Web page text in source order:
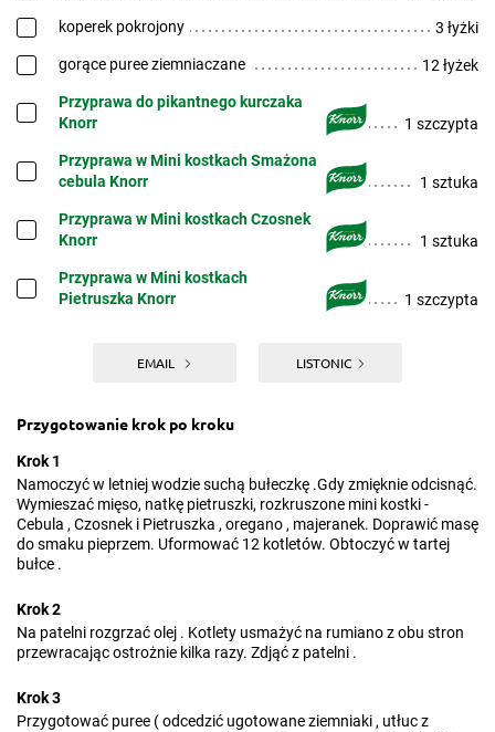
koperek pokrojony 3 łyżki
gorące puree ziemniaczane 12 łyżek
Przyprawa do pikantnego kurczaka
Knorr
1 szczypta
Przyprawa w Mini kostkach Smażona
cebula Knorr
1 sztuka
Przyprawa w Mini kostkach Czosnek
Knorr
1 sztuka
Przyprawa w Mini kostkach
Pietruszka Knorr
1 szczypta
EMAIL LISTONIC
Przygotowanie krok po kroku
Krok 1
Namoczyć w letniej wodzie suchą bułeczkę .Gdy zmięknie odcisnąć.
Wymieszać mięso, natkę pietruszki, rozkruszone mini kostki -
Cebula , Czosnek i Pietruszka , oregano , majeranek. Doprawić masę
do smaku pieprzem. Uformować 12 kotletów. Obtoczyć w tartej
bułce .
Krok 2
Na patelni rozgrzać olej . Kotlety usmażyć na rumiano z obu stron
przewracając ostrożnie kilka razy. Zdjąć z patelni .
Krok 3
Przygotować puree ( odcedzić ugotowane ziemniaki , utłuc z